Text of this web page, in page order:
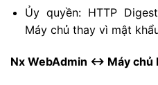
Ủy quyền: HTTP
Máy chủ thay vì mật
Nx WebAdmin <-> Máy chủ